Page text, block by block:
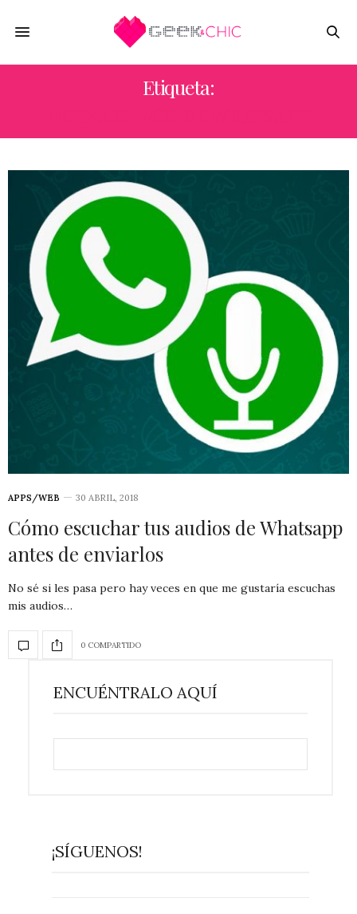
Etiqueta:
APPS/WEB 30 ABRIL, 2018
Cómo escuchar tus audios de Whatsapp
antes de enviarlos
No sé si les pasa pero hay veces en que me gustaría escuchas
mis audios…
0 COMPARTIDO
ENCUÉNTRALO AQUÍ
¡SÍGUENOS!